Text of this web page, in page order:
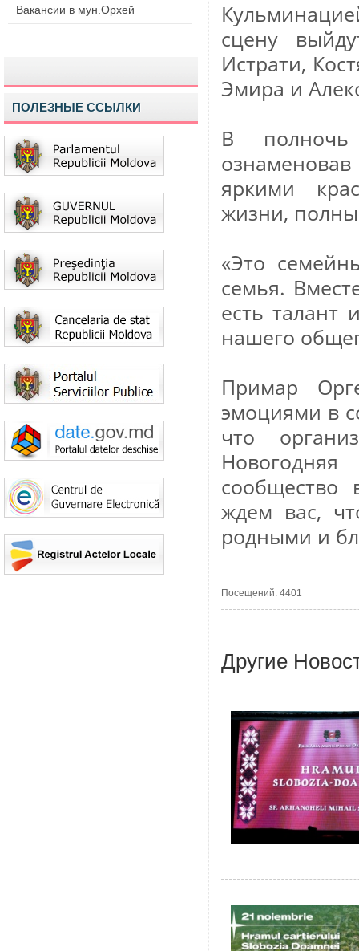
Вакансии в мун.Орхей
ПОЛЕЗНЫЕ ССЫЛКИ
сцену
Истрати,
Эмира и
В полночь
яркими
жизни,
«Это
семья.
есть талант
нашего
Примар
эмоциями в
что
ждем вас,
родными и
Посещений: 4401
Другие